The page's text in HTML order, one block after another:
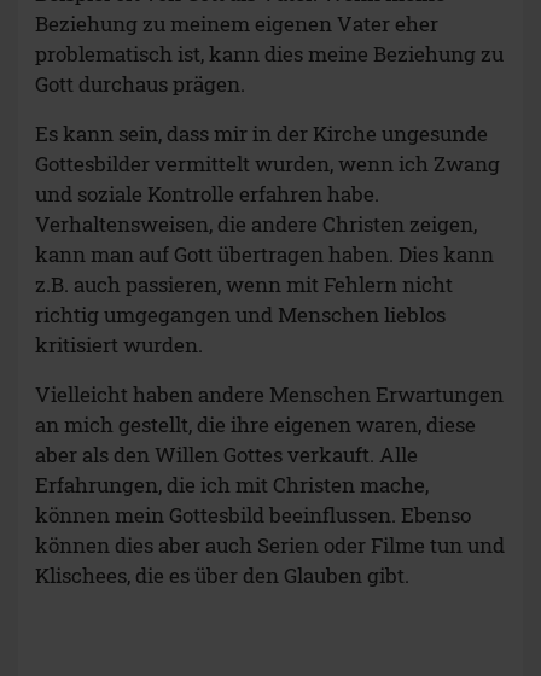
Beziehung zu meinem eigenen Vater eher
problematisch ist, kann dies meine Beziehung zu
Gott durchaus prägen.
Es kann sein, dass mir in der Kirche ungesunde
Gottesbilder vermittelt wurden, wenn ich Zwang
und soziale Kontrolle erfahren habe.
Verhaltensweisen, die andere Christen zeigen,
kann man auf Gott übertragen haben. Dies kann
z.B. auch passieren, wenn mit Fehlern nicht
richtig umgegangen und Menschen lieblos
kritisiert wurden.
Vielleicht haben andere Menschen Erwartungen
an mich gestellt, die ihre eigenen waren, diese
aber als den Willen Gottes verkauft. Alle
Erfahrungen, die ich mit Christen mache,
können mein Gottesbild beeinflussen. Ebenso
können dies aber auch Serien oder Filme tun und
Klischees, die es über den Glauben gibt.